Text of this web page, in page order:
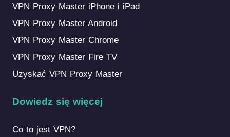
VPN Proxy Master iPhone i iPad
VPN Proxy Master Android
VPN Proxy Master Chrome
VPN Proxy Master Fire TV
Uzyskać VPN Proxy Master
Dowiedz się więcej
Co to jest VPN?